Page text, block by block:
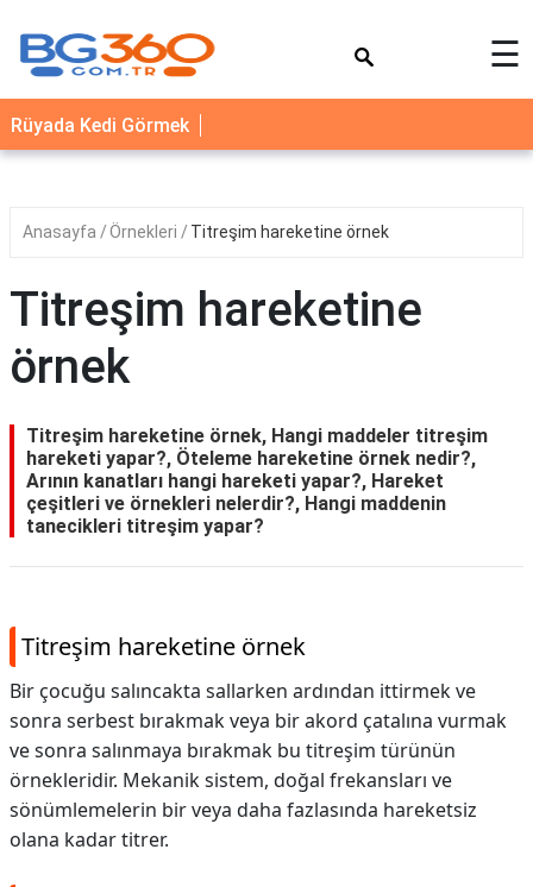
YEMEK
TARİFLERİ
SAĞLIK
İLETİŞİM
☰
Rüyada Kedi Görmek
Anasayfa Örnekleri Titreşim hareketine örnek
Titreşim hareketine
örnek
Titreşim hareketine örnek, Hangi maddeler titreşim
hareketi yapar?, Öteleme hareketine örnek nedir?,
Arının kanatları hangi hareketi yapar?, Hareket
çeşitleri ve örnekleri nelerdir?, Hangi maddenin
tanecikleri titreşim yapar?
Titreşim hareketine örnek
Bir çocuğu salıncakta sallarken ardından ittirmek ve
sonra serbest bırakmak veya bir akord çatalına vurmak
ve sonra salınmaya bırakmak bu titreşim türünün
örnekleridir. Mekanik sistem, doğal frekansları ve
sönümlemelerin bir veya daha fazlasında hareketsiz
olana kadar titrer.